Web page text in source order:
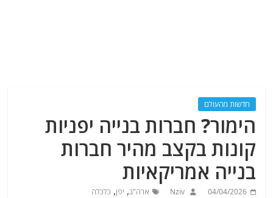
חדשות מהעולם
הימור? חברות בנייה יפניות
קונות בקצב מהיר חברות
בנייה אמריקאיות
04/04/2026
Nziv ארה"ב, יפן, כלכלה